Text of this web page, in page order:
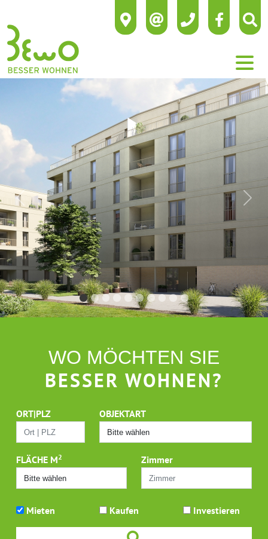
Previous Next
WO MÖCHTEN SIE
BESSER WOHNEN?
ORT|PLZ OBJEKTART
FLÄCHE M2 Zimmer
Mieten Kaufen Investieren